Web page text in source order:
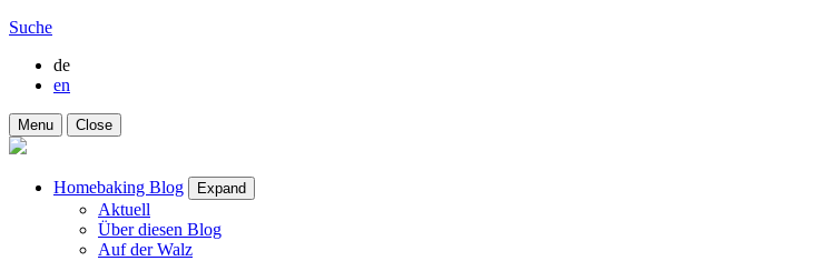
Suche
de
en
Menu Close
Homebaking Blog Expand
Aktuell
Über diesen Blog
Auf der Walz